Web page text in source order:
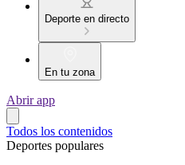
Deporte en directo
En tu zona
Abrir app
Todos los contenidos
Deportes populares